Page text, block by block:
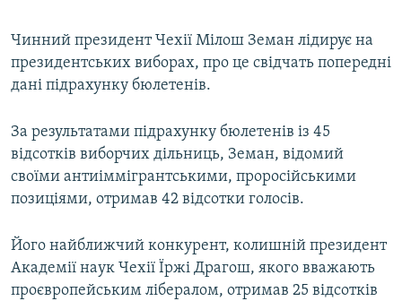
Чинний президент Чехії Мілош Земан лідирує на
президентських виборах, про це свідчать попередні
дані підрахунку бюлетенів.
За результатами підрахунку бюлетенів із 45
відсотків виборчих дільниць, Земан, відомий
своїми антиіммігрантськими, проросійськими
позиціями, отримав 42 відсотки голосів.
Його найближчий конкурент, колишній президент
Академії наук Чехії Їржі Драгош, якого вважають
проєвропейським лібералом, отримав 25 відсотків